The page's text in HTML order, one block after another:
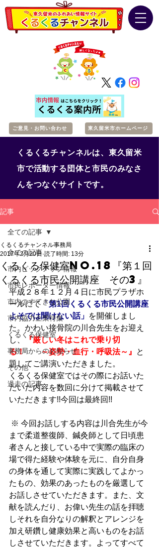
ご意見・お問い合わせ 東久留米市ホームページ
くるくるチャンネルは、東久留米
市で活動する団体と市民のみなさ
んをつなぐサイトです。
記事
全ての記事
市内ピックアップ情報
市民レポーター情報
市内のすてきな公園
市内協力企業特集
くるくる保健室
事務局からのお知らせ
その他
過去の記事
全ての記事
くるくる保健室No.18『第１回
くるくる市民公開講座 その3』
くるくるチャンネル事務局
2017年2月20日 読了時間: 13分
平成２８年１２月４日に市民プラザホ
ールにて 「第1回くるくる市民公開講座
よそでは聞けない話」 を開催しまし
た。かわい接骨院の川合先生をお迎え
し、『厳しい冬はこれで乗り切
る！　　～姿勢・血行・呼吸法～』
と
題してご講演いただきました。
くるくる保健室ではその際にお話いた
だいた内容を数回に分けて掲載させて
いただきます!!今回は最終回!!
まで柔道整復師、鍼灸師として日頃患
者さんと接している中で実際の臨床の
場で得た経験や体験を元に、自分自身
の身体を通して実際に実践してよかっ
たもの、効果のあったものを厳選して
お話しさせていただきます。また、文
献を読んだり、お偉い先生の話を拝聴
しそれを自分なりの解釈とアレンジを
加え研鑽し健康効果と高いものをお話
しさせていただきます。よってすべて